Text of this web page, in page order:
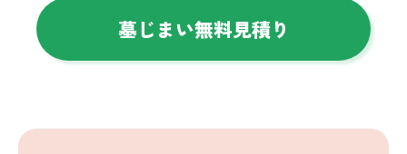
墓じまい無料見積り